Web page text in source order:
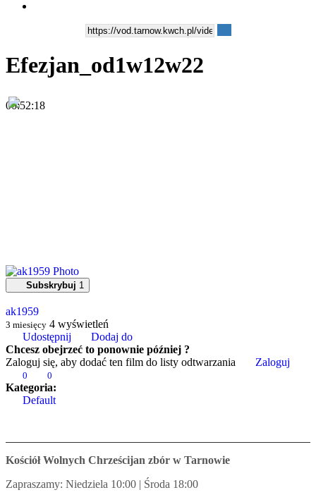
Efezjan_od1w12w22
00:52:18
Subskrybuj 1
ak1959
3 miesięcy 4 wyświetleń
Udostępnij
Dodaj do
Chcesz obejrzeć to ponownie później ?
Zaloguj się, aby dodać ten film do listy odtwarzania
Zaloguj
0 0
Kategoria:
Default
Kościół Wolnych Chrześcijan zbór w Tarnowie
Zapraszamy: Niedziela 10:00 | Środa 18:00